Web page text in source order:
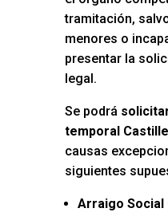
tramitación,
menores o
presentar la
legal.
Se podrá
temporal
causas
siguientes
Arraigo Social